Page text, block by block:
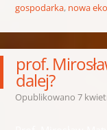
gospodarka, nowa
prof.
dalej?
Opublikowano 7